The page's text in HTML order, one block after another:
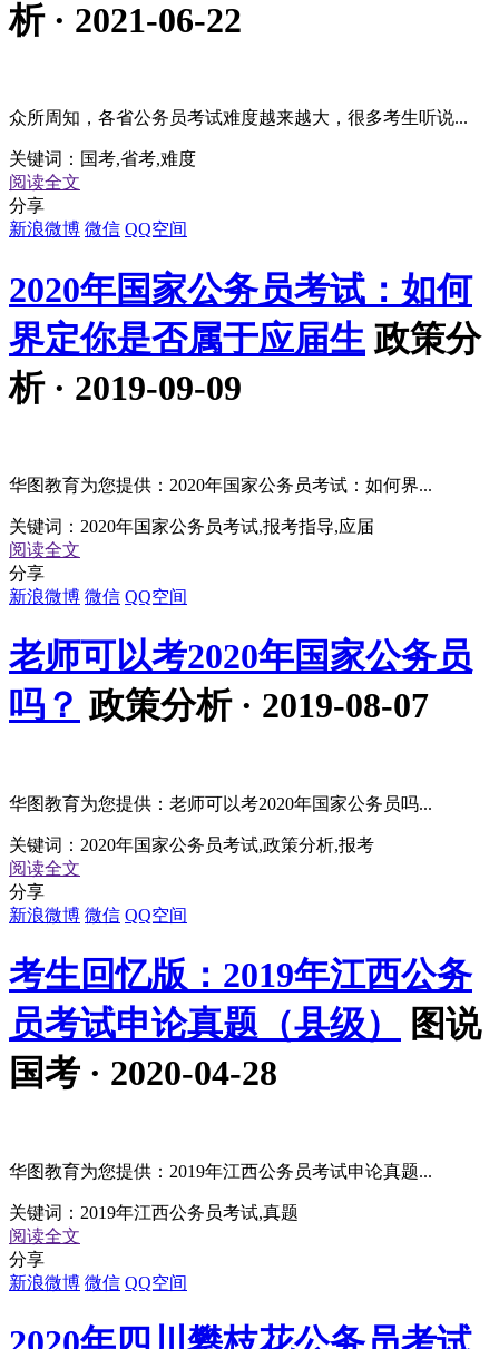
析 · 2021-06-22
众所周知，各省公务员考试难度越来越大，很多考生听说...
关键词： 国考,省考,难度
阅读全文
分享
新浪微博 微信 QQ空间
2020年国家公务员考试：如何
界定你是否属于应届生 政策分
析 · 2019-09-09
华图教育为您提供：2020年国家公务员考试：如何界...
关键词： 2020年国家公务员考试,报考指导,应届
阅读全文
分享
新浪微博 微信 QQ空间
老师可以考2020年国家公务员
吗？ 政策分析 · 2019-08-07
华图教育为您提供：老师可以考2020年国家公务员吗...
关键词： 2020年国家公务员考试,政策分析,报考
阅读全文
分享
新浪微博 微信 QQ空间
考生回忆版：2019年江西公务
员考试申论真题（县级）
图说
国考 · 2020-04-28
华图教育为您提供：2019年江西公务员考试申论真题...
关键词： 2019年江西公务员考试,真题
阅读全文
分享
新浪微博 微信 QQ空间